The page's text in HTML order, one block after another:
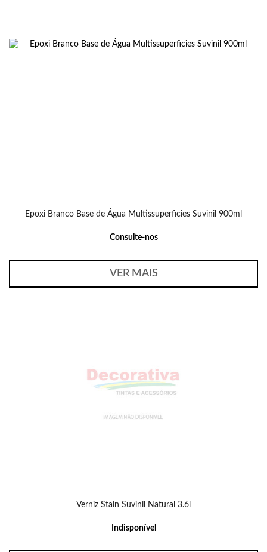
Epoxi Branco Base de Água Multissuperficies Suvinil 900ml
Consulte-nos
VER MAIS
Verniz Stain Suvinil Natural 3.6l
Indisponível